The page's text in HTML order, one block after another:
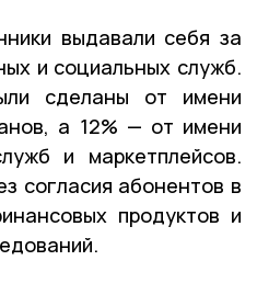
выдавали себя за
и социальных служб.
сделаны от имени
а 12% — от имени
и маркетплейсов.
согласия абонентов в
продуктов и